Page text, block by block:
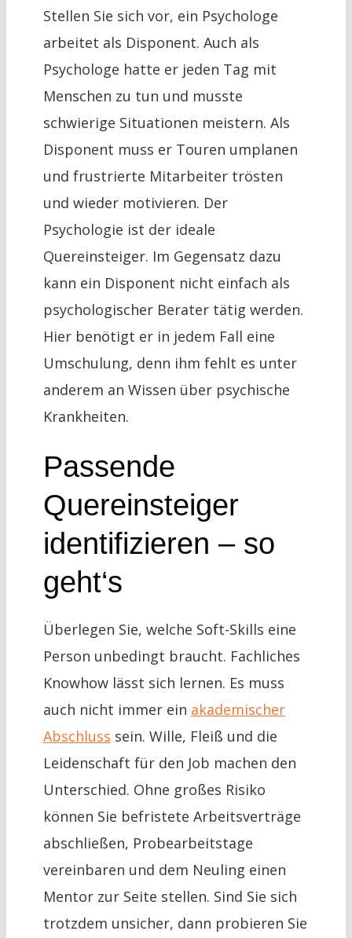
Stellen Sie sich vor, ein Psychologe
arbeitet als Disponent. Auch als
Psychologe hatte er jeden Tag mit
Menschen zu tun und musste
schwierige Situationen meistern. Als
Disponent muss er Touren umplanen
und frustrierte Mitarbeiter trösten
und wieder motivieren. Der
Psychologie ist der ideale
Quereinsteiger. Im Gegensatz dazu
kann ein Disponent nicht einfach als
psychologischer Berater tätig werden.
Hier benötigt er in jedem Fall eine
Umschulung, denn ihm fehlt es unter
anderem an Wissen über psychische
Krankheiten.
Passende
Quereinsteiger
identifizieren – so
geht‘s
Überlegen Sie, welche Soft-Skills eine
Person unbedingt braucht. Fachliches
Knowhow lässt sich lernen. Es muss
auch nicht immer ein akademischer
Abschluss sein. Wille, Fleiß und die
Leidenschaft für den Job machen den
Unterschied. Ohne großes Risiko
können Sie befristete Arbeitsverträge
abschließen, Probearbeitstage
vereinbaren und dem Neuling einen
Mentor zur Seite stellen. Sind Sie sich
trotzdem unsicher, dann probieren Sie